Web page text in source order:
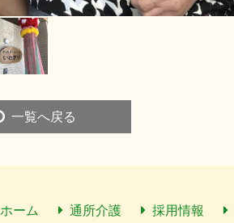
一覧へ戻る
ホーム 通所介護 採用情報